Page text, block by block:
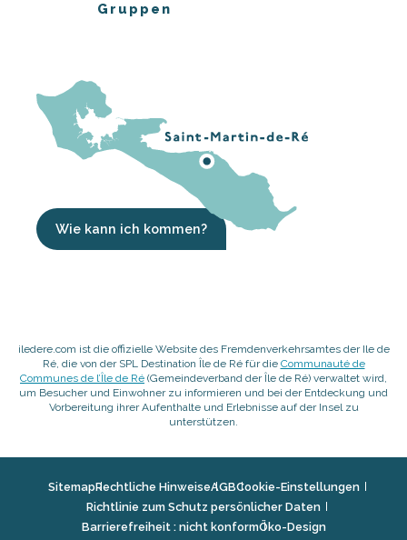
Gruppen
Wie kann ich kommen?
iledere.com ist die offizielle Website des Fremdenverkehrsamtes der Ile de
Ré, die von der SPL Destination Île de Ré für die Communauté de
Communes de l’Île de Ré (Gemeindeverband der Île de Ré) verwaltet wird,
um Besucher und Einwohner zu informieren und bei der Entdeckung und
Vorbereitung ihrer Aufenthalte und Erlebnisse auf der Insel zu
unterstützen.
SitemapRechtliche HinweiseAGBCookie-Einstellungen
Richtlinie zum Schutz persönlicher Daten
Barrierefreiheit : nicht konformÖko-Design